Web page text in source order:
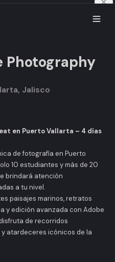
Photography
Jalisco
en Puerto Vallarta – 4 días
de fotografía en Puerto
10 estudiantes y más de 20
brindará atención
a tu nivel.
paisajes marinos, retratos
y edición avanzada con Adobe
de recorridos
atardeceres icónicos de la